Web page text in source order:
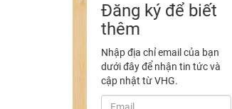
Đăng ký để biết
thêm
Nhập địa chỉ email của bạn
dưới đây để nhận tin tức và
cập nhật từ VHG.